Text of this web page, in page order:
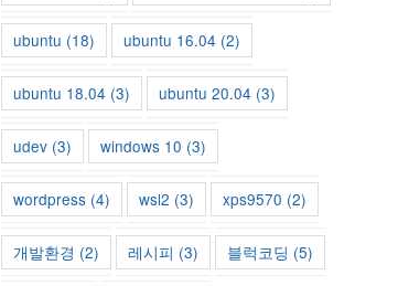
ubuntu (18) ubuntu 16.04 (2)
ubuntu 18.04 (3) ubuntu 20.04 (3)
udev (3) windows 10 (3)
wordpress (4) wsl2 (3) xps9570 (2)
개발환경 (2) 레시피 (3) 블럭코딩 (5)